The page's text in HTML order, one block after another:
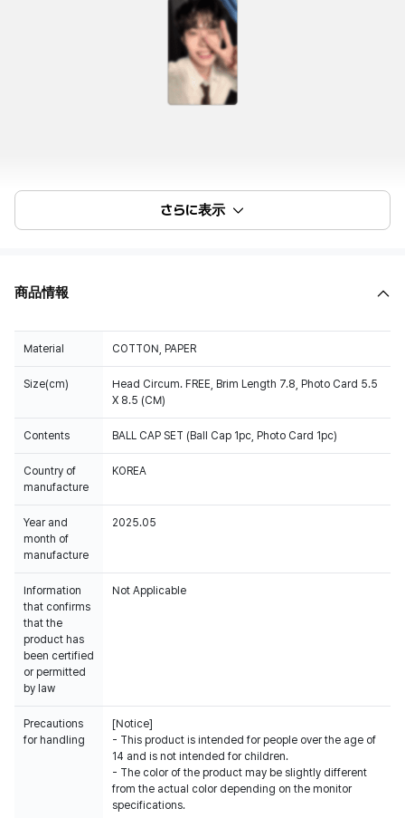
さらに表示
商品情報
Material COTTON, PAPER
Size(cm)
Head Circum. FREE, Brim Length 7.8, Photo Card 5.5
X 8.5 (CM)
Contents BALL CAP SET (Ball Cap 1pc, Photo Card 1pc)
Country of
manufacture
KOREA
Year and
month of
manufacture
2025.05
Information
that confirms
that the
product has
been certified
or permitted
by law
Not Applicable
Precautions
for handling
[Notice]
- This product is intended for people over the age of
14 and is not intended for children.
- The color of the product may be slightly different
from the actual color depending on the monitor
specifications.